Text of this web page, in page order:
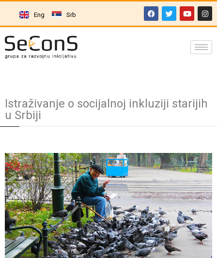
Eng Srb
Istraživanje o socijalnoj inkluziji starijih
u Srbiji